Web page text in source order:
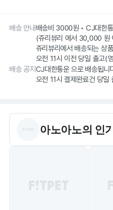
배송 안내배송비 3000원 • CJ대한
(쥬리뷰리 에서 30,000 원
쥬리뷰리에서 배송되는 상
오전 11시 이전 당일 출고(
배송 공지 CJ대한통운 으로 배송됩니
오전 11시 결제완료건 당일
아노아노의 인